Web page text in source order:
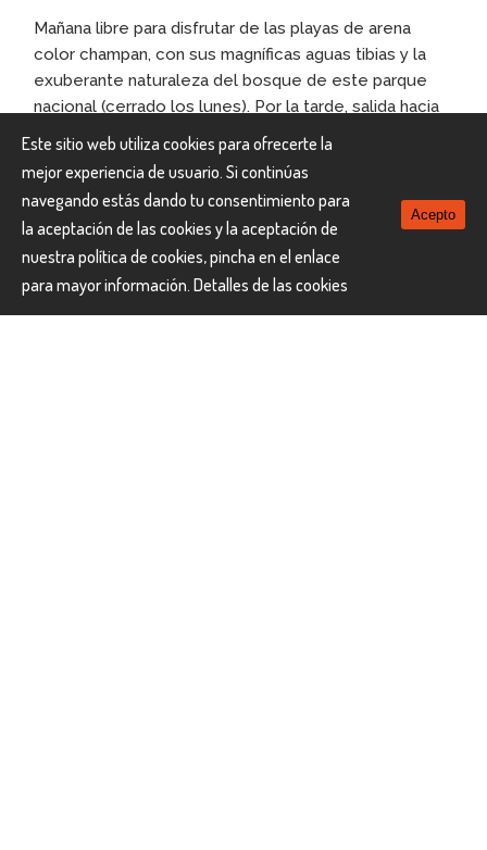
Mañana libre para disfrutar de las playas de arena
color champan, con sus magníficas aguas tibias y la
exuberante naturaleza del bosque de este parque
nacional (cerrado los lunes). Por la tarde, salida hacia
San José. Devolución del vehículo arrendado.
HOTEL COUNTRY INN
Día 8 SAN JOSE –
MADRID/BARCELONA
Este sitio web utiliza cookies para ofrecerte la
mejor experiencia de usuario. Si continúas
navegando estás dando tu consentimiento para
la aceptación de las cookies y la aceptación de
nuestra política de cookies, pincha en el enlace
para mayor información. Detalles de las cookies
Acepto